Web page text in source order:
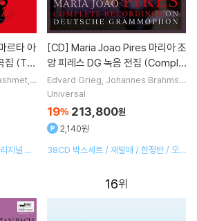
집 (Th
On D
지널 커
[CD]
앙 피레스 DG 녹음 전집 (Comple
te Recordings On Deutsche G
rammophon)
Edvard Grieg Johannes Brahms
Ludwig van Beethoven
Universal
19% 213,800원
2,140원
38CD 박스세트 / 재발매 / 한정반 / 오리
16